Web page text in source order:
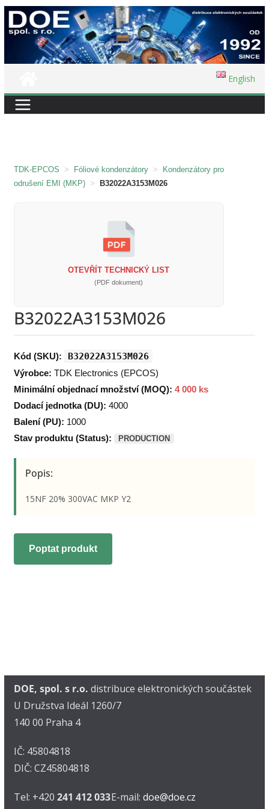
Přeskočit
na
English
TDK-EPCOS > Fóliové kondenzátory >
Kondenzátory pro
odrušení EMI (MKP) > B32022A3153M026
OTEVŘÍT TECHNICKÝ LIST
(PDF dokument)
B32022A3153M026
Kód (SKU): B32022A3153M026
Výrobce: TDK Electronics (EPCOS)
Minimální objednací množství (MOQ): 4 000 ks
Dodací jednotka (DU): 4000
Balení (PU): 1000
Stav produktu (Status):
PRODUCTION
Popis:
15NF 20% 300VAC MKP Y2
Poptat produkt
DOE, spol. s r.o. distribuce elektronických součástek
U Družstva Ideál 1260/7
140 00 Praha 4
IČ: 45804818
DIČ: CZ45804818
Tel: +420 241 412 033E-mail: doe@doe.cz